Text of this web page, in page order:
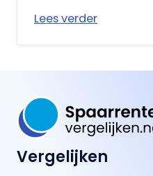
Lees verder
Vergelijken